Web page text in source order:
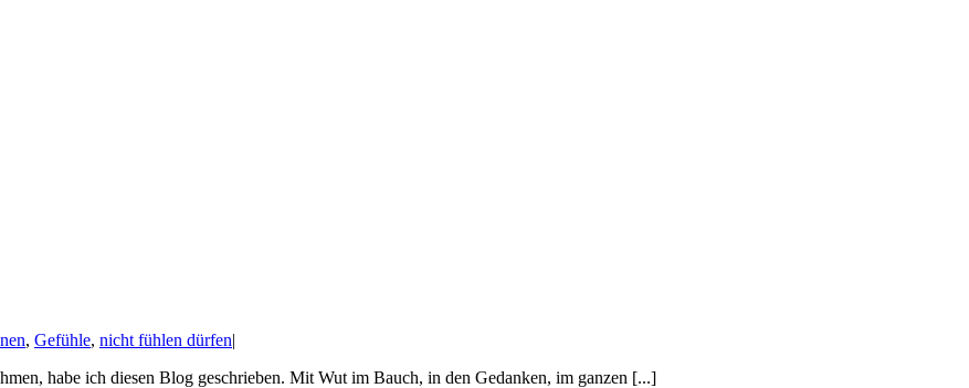
, Gefühle, nicht fühlen dürfen|
habe ich diesen Blog geschrieben. Mit Wut im Bauch, in den Gedanken, im ganzen [...]